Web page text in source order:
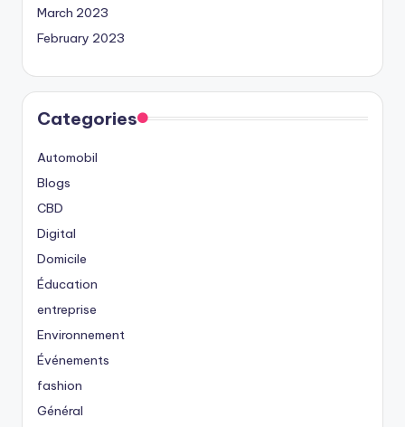
March 2023
February 2023
Categories
Automobil
Blogs
CBD
Digital
Domicile
Éducation
entreprise
Environnement
Événements
fashion
Général